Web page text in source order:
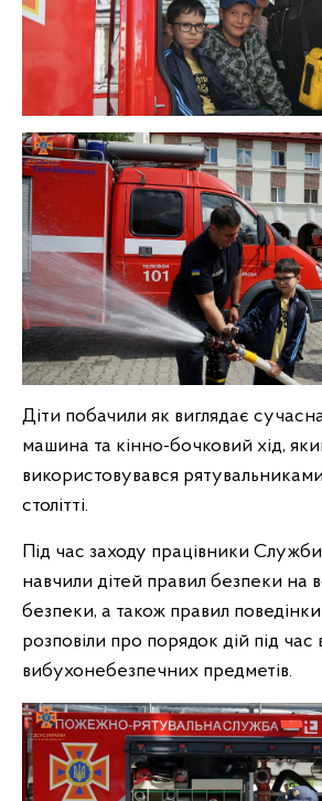
Діти побачили як виглядає
машина та кінно-бочковий хід,
використовувався
столітті.
Під час заходу працівники
навчили дітей правил безпеки на
безпеки, а також правил поведінки
розповіли про порядок дій під час
вибухонебезпечних предметів.